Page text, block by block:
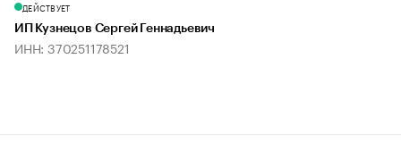
ДЕЙСТВУЕТ
ИП Кузнецов Сергей Геннадьевич
ИНН: 370251178521